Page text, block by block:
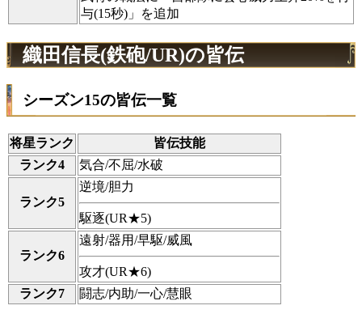
与(15秒)」を追加
織田信長(鉄砲/UR)の皆伝
シーズン15の皆伝一覧
将星ランク
皆伝技能
ランク4
気合/不屈/水破
ランク5
逆境/胆力
駆逐(UR★5)
ランク6
遠射/器用/早駆/威風
攻才(UR★6)
ランク7
闘志/内助/一心/慧眼